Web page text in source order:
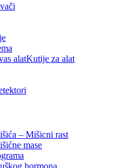
Kutije za alat
– Mišicni rast
mase
hormona